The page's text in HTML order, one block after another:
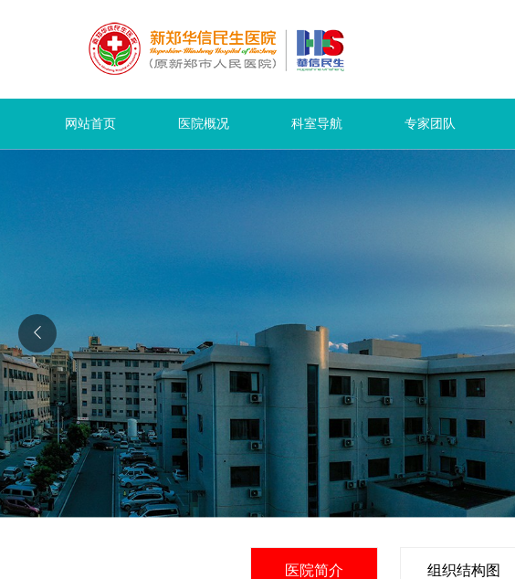
网站首页 医院概况 科室导航 专家团队

医院简介 组织结构图